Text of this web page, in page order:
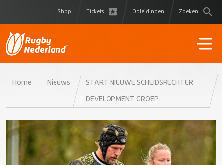
Shop Tickets Opleidingen Zoeken
Home Nieuws START NIEUWE SCHEIDSRECHTER
DEVELOPMENT GROEP